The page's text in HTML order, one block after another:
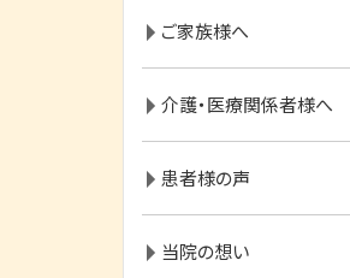
ご家族様へ
介護・医療関係者様へ
患者様の声
当院の想い